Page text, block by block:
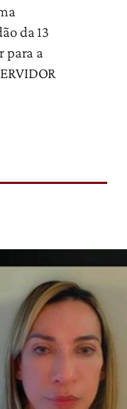
da 13
para a